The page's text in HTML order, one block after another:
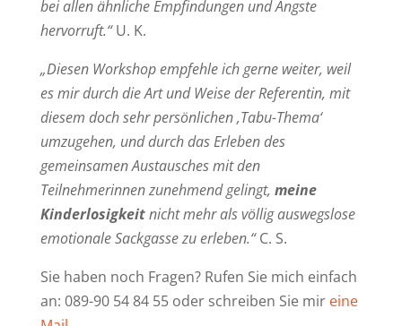
bei allen ähnliche Empfindungen und Ängste
hervorruft.“U. K.
„Diesen Workshop empfehle ich gerne weiter, weil
es mir durch die Art und Weise der Referentin, mit
diesem doch sehr persönlichen ‚Tabu-Thema‘
umzugehen, und durch das Erleben des
gemeinsamen Austausches mit den
Teilnehmerinnen zunehmend gelingt, meine
Kinderlosigkeitnicht mehr als völlig auswegslose
emotionale Sackgasse zu erleben.“C. S.
Sie haben noch Fragen? Rufen Sie mich einfach
an: 089-90 54 84 55 oder schreiben Sie mir eine